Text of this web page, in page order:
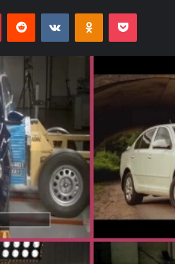
PinterestReddit VKontakteOdnoklassniki
Pocket